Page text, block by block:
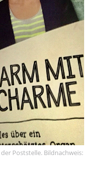
Poststelle. Bildnachweis: